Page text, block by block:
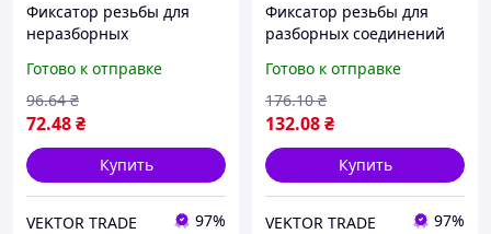
Фиксатор резьбы для
неразборных
СИЛА
Готово к отправке
72.48₴
96.64 ₴
Купить
VEKTOR TRADE 97%
Фиксатор резьбы для
разборных соединений
Готово к отправке
132.08₴
176.10 ₴
Купить
VEKTOR TRADE 97%